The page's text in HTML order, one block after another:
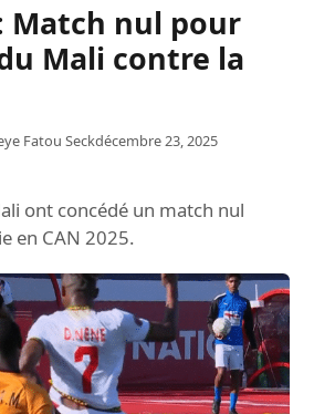
Match nul pour
Mali contre la
Fatou Seckdécembre 23, 2025
ont concédé un match nul
en CAN 2025.